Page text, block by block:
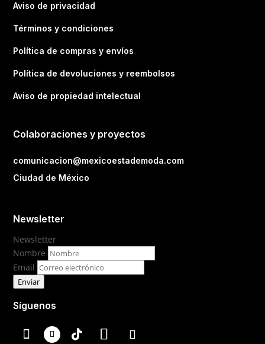
Aviso de privacidad
Términos y condiciones
Política de compras y envíos
Política de devoluciones y reembolsos
Aviso de propiedad intelectual
Colaboraciones y proyectos
comunicacion@mexicoestademoda.com
Ciudad de México
Newsletter
Newsletter
Nombre
Email
Enviar
Síguenos